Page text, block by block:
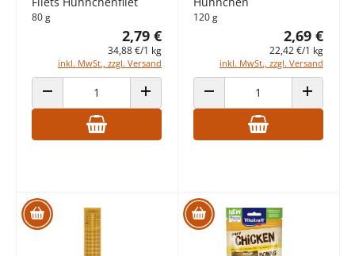
80 g
2,79 €
34,88 €/1 kg
inkl. MwSt., zzgl. Versand
ANZAHL VERRINGERN ANZAHL ERHÖHEN
120 g
2,69 €
22,42 €/1 kg
inkl. MwSt., zzgl. Versand
ANZAHL VERRINGERN ANZAHL